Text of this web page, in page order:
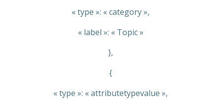
« type »: « category »,
« label »: « Topic »
},
{
« type »: « attributetypevalue »,